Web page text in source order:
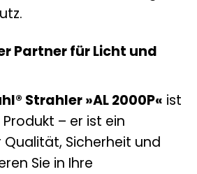
Partner für Licht und
Strahler »AL 2000P« ist
– er ist ein
Sicherheit und
Sie in Ihre